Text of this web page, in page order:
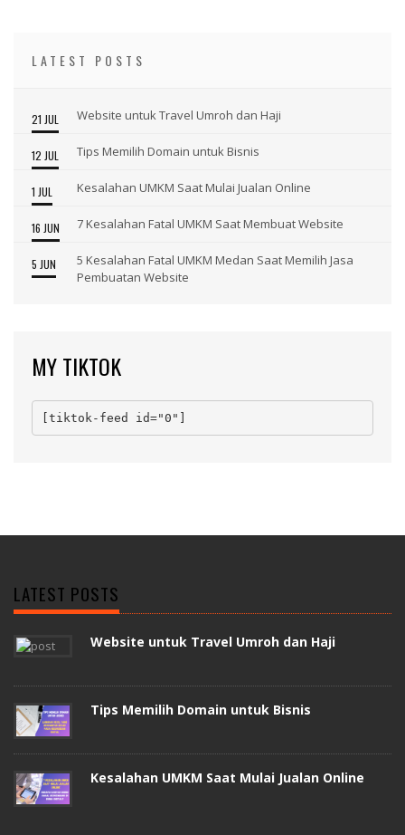
LATEST POSTS
21 JUL Website untuk Travel Umroh dan Haji
12 JUL Tips Memilih Domain untuk Bisnis
1 JUL Kesalahan UMKM Saat Mulai Jualan Online
16 JUN 7 Kesalahan Fatal UMKM Saat Membuat Website
5 JUN
5 Kesalahan Fatal UMKM Medan Saat Memilih Jasa
Pembuatan Website
MY TIKTOK
[tiktok-feed id="0"]
LATEST POSTS
Website untuk Travel Umroh dan Haji
Tips Memilih Domain untuk Bisnis
Kesalahan UMKM Saat Mulai Jualan Online